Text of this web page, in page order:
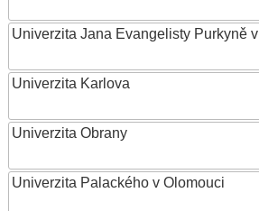
Univerzita Jana Evangelisty Purkyně
Univerzita Karlova
Univerzita Obrany
Univerzita Palackého v Olomouci